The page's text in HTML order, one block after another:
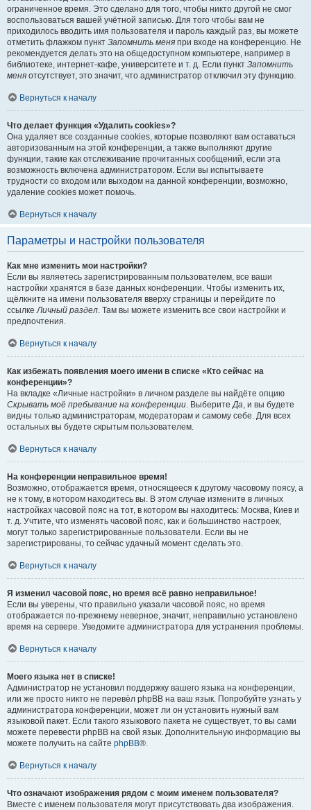
ограниченное время. Это сделано для того, чтобы никто другой не смог
воспользоваться вашей учётной записью. Для того чтобы вам не
приходилось вводить имя пользователя и пароль каждый раз, вы можете
отметить флажком пункт Запомнить меня при входе на конференцию. Не
рекомендуется делать это на общедоступном компьютере, например в
библиотеке, интернет-кафе, университете и т. д. Если пункт Запомнить
меня отсутствует, это значит, что администратор отключил эту функцию.
Вернуться к началу
Что делает функция «Удалить cookies»?
Она удаляет все созданные cookies, которые позволяют вам оставаться
авторизованным на этой конференции, а также выполняют другие
функции, такие как отслеживание прочитанных сообщений, если эта
возможность включена администратором. Если вы испытываете
трудности со входом или выходом на данной конференции, возможно,
удаление cookies может помочь.
Вернуться к началу
Параметры и настройки пользователя
Как мне изменить мои настройки?
Если вы являетесь зарегистрированным пользователем, все ваши
настройки хранятся в базе данных конференции. Чтобы изменить их,
щёлкните на имени пользователя вверху страницы и перейдите по
ссылкеЛичный раздел. Там вы можете изменить все свои настройки и
предпочтения.
Вернуться к началу
Как избежать появления моего имени в списке «Кто сейчас на
конференции»?
На вкладке «Личные настройки» в личном разделе вы найдёте опцию
Скрывать моё пребывание на конференции. ВыберитеДа, и вы будете
видны только администраторам, модераторам и самому себе. Для всех
остальных вы будете скрытым пользователем.
Вернуться к началу
На конференции неправильное время!
Возможно, отображается время, относящееся к другому часовому поясу, а
не к тому, в котором находитесь вы. В этом случае измените в личных
настройках часовой пояс на тот, в котором вы находитесь: Москва, Киев и
т. д. Учтите, что изменять часовой пояс, как и большинство настроек,
могут только зарегистрированные пользователи. Если вы не
зарегистрированы, то сейчас удачный момент сделать это.
Вернуться к началу
Я изменил часовой пояс, но время всё равно неправильное!
Если вы уверены, что правильно указали часовой пояс, но время
отображается по-прежнему неверное, значит, неправильно установлено
время на сервере. Уведомите администратора для устранения проблемы.
Вернуться к началу
Моего языка нет в списке!
Администратор не установил поддержку вашего языка на конференции,
или же просто никто не перевёл phpBB на ваш язык. Попробуйте узнать у
администратора конференции, может ли он установить нужный вам
языковой пакет. Если такого языкового пакета не существует, то вы сами
можете перевести phpBB на свой язык. Дополнительную информацию вы
можете получить на сайте phpBB®.
Вернуться к началу
Что означают изображения рядом с моим именем пользователя?
Вместе с именем пользователя могут присутствовать два изображения.